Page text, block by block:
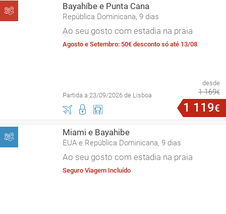
Bayahíbe e Punta Cana
República Dominicana, 9 dias
Ao seu gosto com estadia na praia
Agosto e Setembro: 50€ desconto só até 13/08
Partida a 23/09/2026 de Lisboa
desde
1 169€
1 119€
Miami e Bayahibe
EUA e República Dominicana, 9 dias
Ao seu gosto com estadia na praia
Seguro Viagem Incluído